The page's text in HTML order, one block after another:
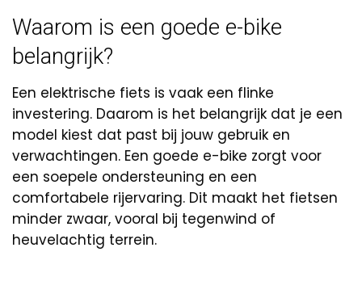
Waarom is een goede e-bike
belangrijk?
Een elektrische fiets is vaak een flinke
investering. Daarom is het belangrijk dat je een
model kiest dat past bij jouw gebruik en
verwachtingen. Een goede e-bike zorgt voor
een soepele ondersteuning en een
comfortabele rijervaring. Dit maakt het fietsen
minder zwaar, vooral bij tegenwind of
heuvelachtig terrein.